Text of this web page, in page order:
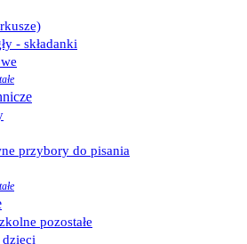
- składanki
przybory do pisania
pozostałe